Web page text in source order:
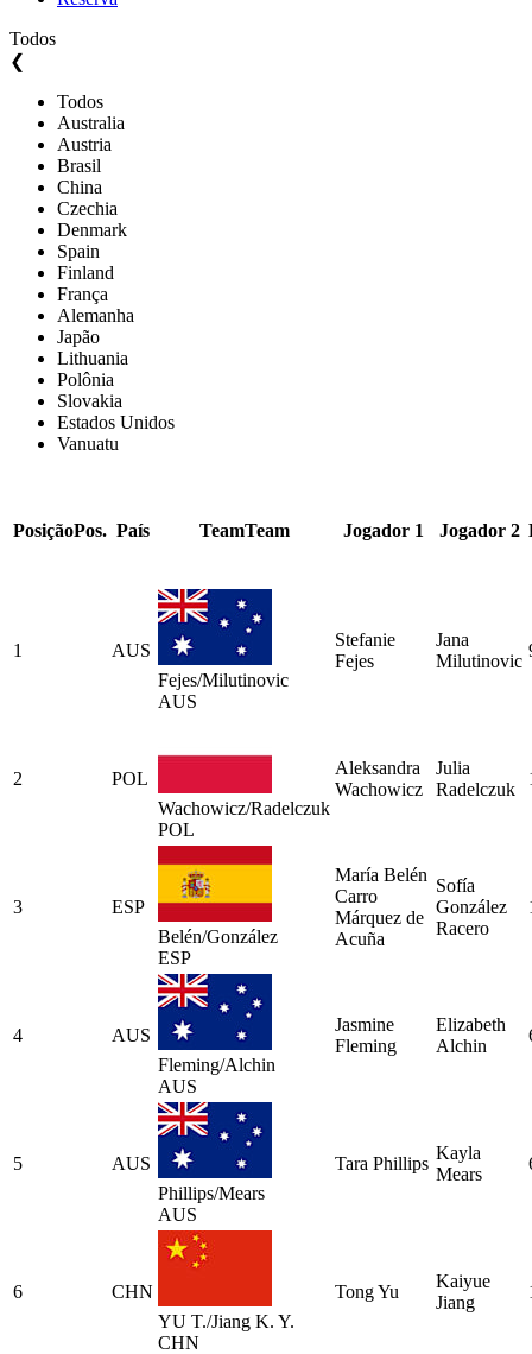
Todos
❮
Todos
Australia
Austria
Brasil
China
Czechia
Denmark
Spain
Finland
França
Alemanha
Japão
Lithuania
Polônia
Slovakia
Estados Unidos
Vanuatu
PosiçãoPos. País TeamTeam Jogador 1 Jogador 2
1
AUS
Fejes/Milutinovic
AUS
Stefanie
Fejes
Jana
Milutinovic
2
POL
Wachowicz/Radelczuk
POL
Aleksandra
Wachowicz
Julia
Radelczuk
3
ESP
Belén/González
ESP
María Belén
Carro
Márquez de
Acuña
Sofía
González
Racero
4
AUS
Fleming/Alchin
AUS
Jasmine
Fleming
Elizabeth
Alchin
5
AUS
Phillips/Mears
AUS
Tara Phillips
Kayla
Mears
6
CHN
YU T./Jiang K. Y.
CHN
Tong Yu
Kaiyue
Jiang